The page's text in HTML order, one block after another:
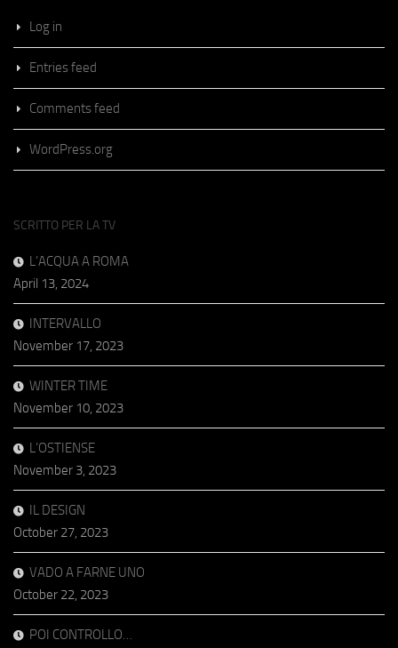
Log in
Entries feed
Comments feed
WordPress.org
SCRITTO PER LA TV
L’ACQUA A ROMA
April 13, 2024
INTERVALLO
November 17, 2023
WINTER TIME
November 10, 2023
L’OSTIENSE
November 3, 2023
IL DESIGN
October 27, 2023
VADO A FARNE UNO
October 22, 2023
POI CONTROLLO…